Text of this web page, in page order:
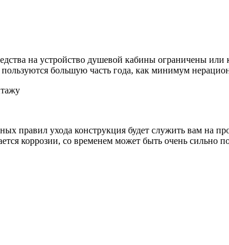
на устройство душевой кабины ограничены или
большую часть года, как минимум
правил ухода конструкция будет служить вам на
коррозии, со временем может быть очень сильно